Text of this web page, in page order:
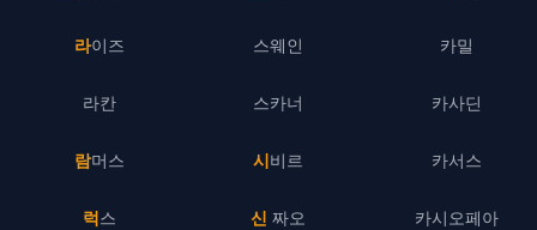
라이즈
라칸
람머스
럭스
스웨인
스카너
시비르
신 짜오
카밀
카사딘
카서스
카시오페아